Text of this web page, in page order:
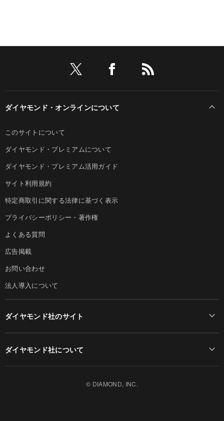
ダイヤモンド・オンラインについて
このサイトについて
ダイヤモンド・プレミアムについて
ダイヤモンド・プレミアム活用ガイド
サイト利用規約
特定商取引に関する法律に基づく表示
プライバシーポリシー・著作権
よくある質問
広告掲載
お問い合わせ
法人導入について
ダイヤモンド社のサイト
ダイヤモンド社について
© DIAMOND, INC.